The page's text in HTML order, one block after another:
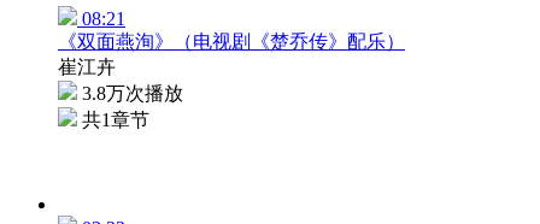
08:21
《双面燕洵》（电视剧《楚乔传》配乐）
崔江卉
3.8万次播放
共1章节